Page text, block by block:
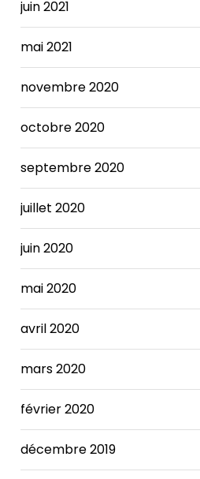
juin 2021
mai 2021
novembre 2020
octobre 2020
septembre 2020
juillet 2020
juin 2020
mai 2020
avril 2020
mars 2020
février 2020
décembre 2019
FRAME
Dunk
increases.